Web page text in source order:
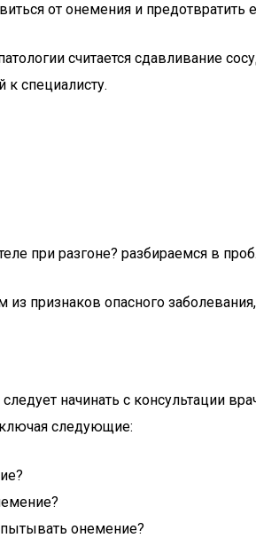
от онемения и предотвратить
считается сдавливание
к специалисту.
при разгоне? разбираемся в
признаков опасного
начинать с консультации
следующие:
онемение?